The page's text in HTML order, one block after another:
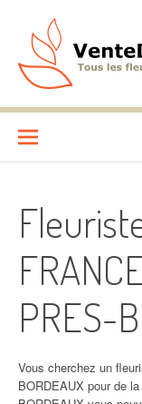
contenu
PRES-
Vous cherchez un
BORDEAUX pour de